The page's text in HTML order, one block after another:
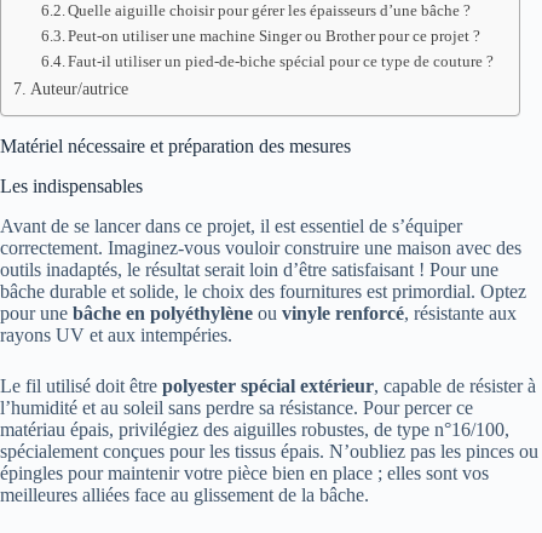
Quelle aiguille choisir pour gérer les épaisseurs d’une bâche ?
Peut-on utiliser une machine Singer ou Brother pour ce projet ?
Faut-il utiliser un pied-de-biche spécial pour ce type de couture ?
Auteur/autrice
Matériel nécessaire et préparation des mesures
Les indispensables
Avant de se lancer dans ce projet, il est essentiel de s’équiper
correctement. Imaginez-vous vouloir construire une maison avec des
outils inadaptés, le résultat serait loin d’être satisfaisant ! Pour une
bâche durable et solide, le choix des fournitures est primordial. Optez
pour une bâche en polyéthylène ou vinyle renforcé, résistante aux
rayons UV et aux intempéries.
Le fil utilisé doit être polyester spécial extérieur, capable de résister à
l’humidité et au soleil sans perdre sa résistance. Pour percer ce
matériau épais, privilégiez des aiguilles robustes, de type n°16/100,
spécialement conçues pour les tissus épais. N’oubliez pas les pinces ou
épingles pour maintenir votre pièce bien en place ; elles sont vos
meilleures alliées face au glissement de la bâche.